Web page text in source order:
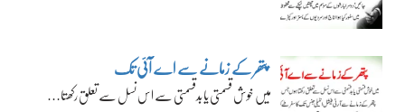
پتھر کے زمانے سے اے آئی تک
میں خوش قسمتی یا بدقسمتی سے اس نسل سے تعلق رکھتا…